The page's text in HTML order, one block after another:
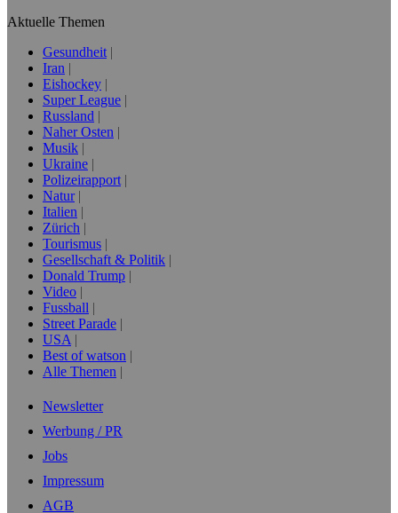
Aktuelle Themen
Gesundheit
Iran
Eishockey
Super League
Russland
Naher Osten
Musik
Ukraine
Polizeirapport
Natur
Italien
Zürich
Tourismus
Gesellschaft & Politik
Donald Trump
Video
Fussball
Street Parade
USA
Best of watson
Alle Themen
Newsletter
Werbung / PR
Jobs
Impressum
AGB